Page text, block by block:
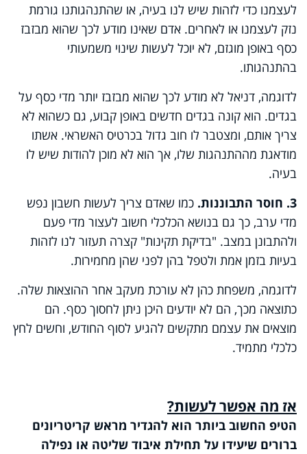
לעצמנו כדי לזהות שיש לנו בעיה, או שהתנהגותנו גורמת
נזק לעצמנו או לאחרים. אדם שאינו מודע לכך שהוא מבזבז
כסף באופן מוגזם, לא יוכל לעשות שינוי משמעותי
בהתנהגותו.
לדוגמה, דניאל לא מודע לכך שהוא מבזבז יותר מדי כסף על
בגדים. הוא קונה בגדים חדשים באופן קבוע, גם כשהוא לא
צריך אותם, ומצטבר לו חוב גדול בכרטיס האשראי. אשתו
מודאגת מההתנהגות שלו, אך הוא לא מוכן להודות שיש לו
בעיה.
3. חוסר התבוננות.
כמו שאדם צריך לעשות חשבון נפש
מדי ערב, כך גם בנושא הכלכלי חשוב לעצור מדי פעם
ולהתבונן במצב. "בדיקת תקינות" קצרה תעזור לנו לזהות
בעיות בזמן אמת ולטפל בהן לפני שהן מחמירות.
לדוגמה, משפחת כהן לא עורכת מעקב אחר ההוצאות שלה.
כתוצאה מכך, הם לא יודעים היכן ניתן לחסוך כסף. הם
מוצאים את עצמם מתקשים להגיע לסוף החודש, וחשים לחץ
כלכלי מתמיד.
אז מה אפשר לעשות?
הטיפ החשוב ביותר הוא להגדיר מראש קריטריונים
ברורים שיעידו על תחילת איבוד שליטה או נפילה